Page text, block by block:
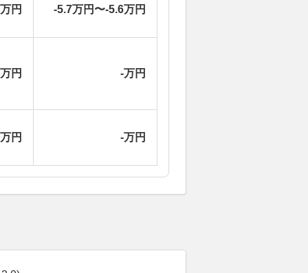
円 -5.7万円〜-5.6万円
円 -万円
円 -万円